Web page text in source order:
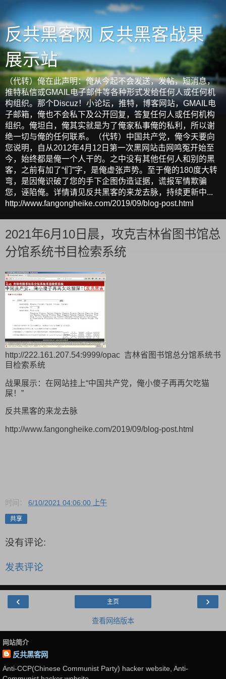
反共黑客网 反共黑客战果
展示站
（代转）俺在此声明：俺从今起不会发送，发帖，短消息，
推特私信或GMAIL电子邮件等各种形式发给任何人或任何机
构组织。那个Discuz！小论坛，推特，博客网站，GMAIL电
子邮箱，俺也不会私下及公开回复，答复任何人或任何机构
组织。俺坦白，俺其实就是为了俺家私事俺的私利，所以谢
绝一切与俺的任何联系。（代转）中国共产党，俺今天要向
您说明，自从2012年4月12日第一次黑网站击网鸣冤开始至
今，始终都是俺一个人干的。之中没有其他任何人和别的黑
客，之前有加了“们”字，是俺虚张声势。至于俺的180度大转
弯，是因俺识破了您的手下企图伪造证据，谎报军情欺骗
您，诬陷俺。详情请见反共黑客的来龙去脉，持续更新中...
http://www.fangongheike.com/2019/09/blog-post.html
2021年6月10日晨，攻克吉林省图书馆总
分馆系统书目检索系统
http://222.161.207.54:9999/opac 吉林省图书馆总分馆系统书
目检索系统
战果展示：在网站挂上“中国共产党，俺小傻子再再欠吃猫
屎！”
反共黑客的来龙去脉
http://www.fangongheike.com/2019/09/blog-post.html
时间： 6/10/2021 04:06:00 上午
共享
没有评论:
发表评论
‹ ›
主页
查看网络版本
网站简介
反共黑客网
Anti-CCP(Chinese Communist Party) hacker website, Anti-